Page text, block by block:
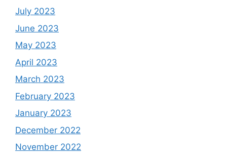
July 2023
June 2023
May 2023
April 2023
March 2023
February 2023
January 2023
December 2022
November 2022